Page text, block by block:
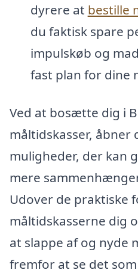
dyrere at bestille
du faktisk spare
impulskøb og
fast plan for dine
Ved at bosætte dig i
måltidskasser,
muligheder, der kan
mere
Udover de praktiske
måltidskasserne dig
at slappe af og nyde
fremfor at se det